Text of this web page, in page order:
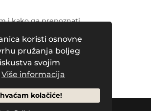
koristi osnovne
pružanja boljeg
svojim
Više informacija
kolačiće!
i kako ga prepoznati
oko očiju